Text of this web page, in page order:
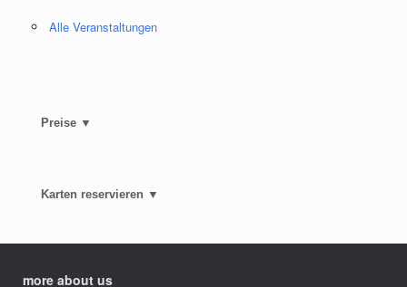
Alle Veranstaltungen
Preise ▼
Karten reservieren ▼
more about us